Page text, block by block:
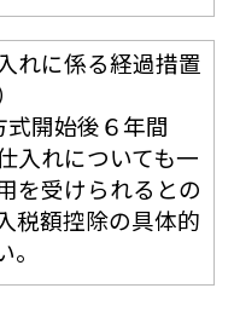
れに係る経過措置
開始後６年間
入れについても一
を受けられるとの
税額控除の具体的